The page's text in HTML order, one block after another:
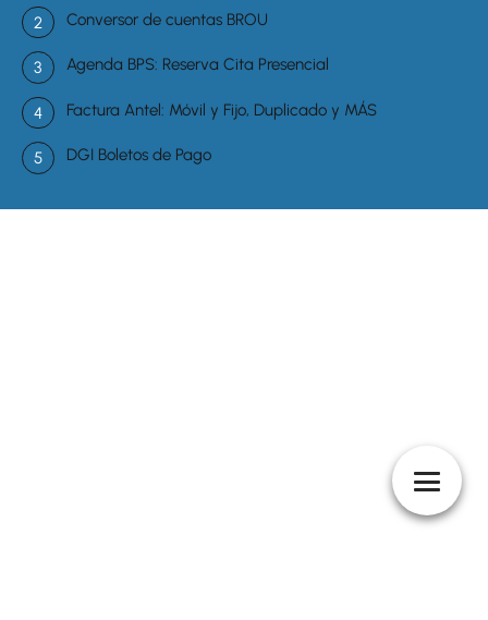
Conversor de cuentas BROU
Agenda BPS: Reserva Cita Presencial
Factura Antel: Móvil y Fijo, Duplicado y MÁS
DGI Boletos de Pago